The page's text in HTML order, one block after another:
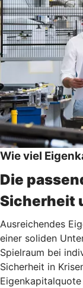
Wie viel
Die
Sicherheit
Ausreichendes
einer soliden
Spielraum bei
Sicherheit in